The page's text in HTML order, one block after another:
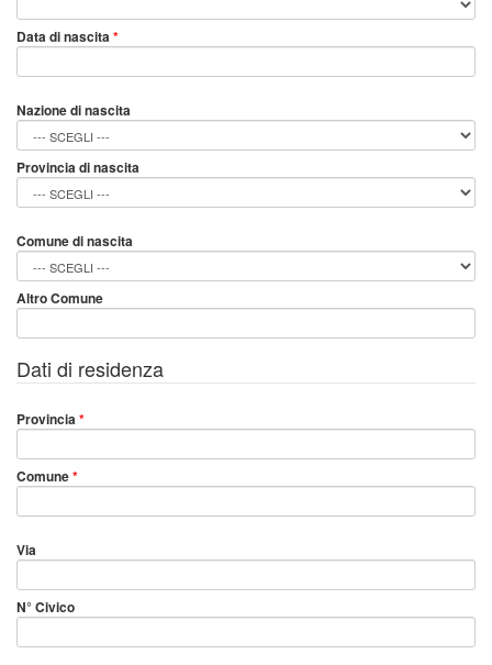
Data di nascita*
Nazione di nascita
Provincia di nascita
Comune di nascita
Altro Comune
Dati di residenza
Provincia*
Comune*
Via
N° Civico